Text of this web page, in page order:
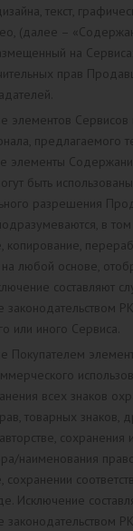
текст,
(далее –
на
прав
элементов
предлагаемого
элементы
быть
разрешения
в том
копирование,
на любой основе,
составляют
или иного Сервиса.
Покупателем
всех знаков
товарных знаков,
сохранения
наименования
Исключение
законодательством